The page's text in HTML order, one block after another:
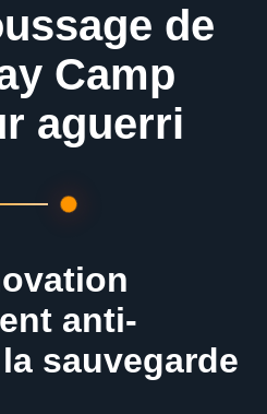
de
Camp
aguerri
anti-
sauvegarde